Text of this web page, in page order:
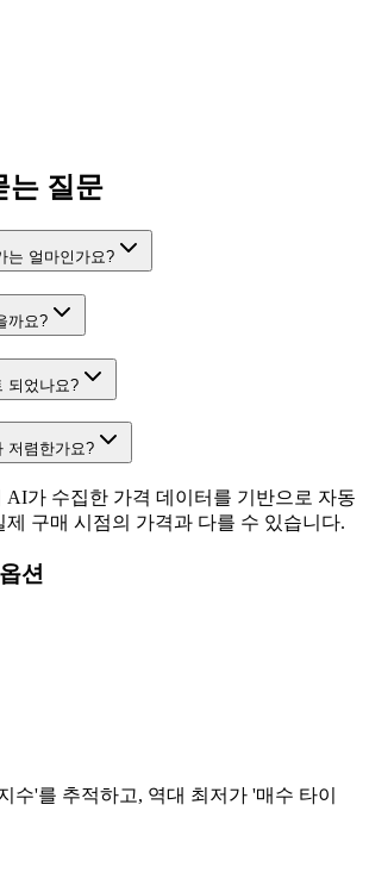
질문
는 얼마인가요?
까요?
되었나요?
저렴한가요?
AI가 수집한 가격 데이터를 기반으로 자동
구매 시점의 가격과 다를 수 있습니다.
션
수'를 추적하고, 역대 최저가 '매수 타이